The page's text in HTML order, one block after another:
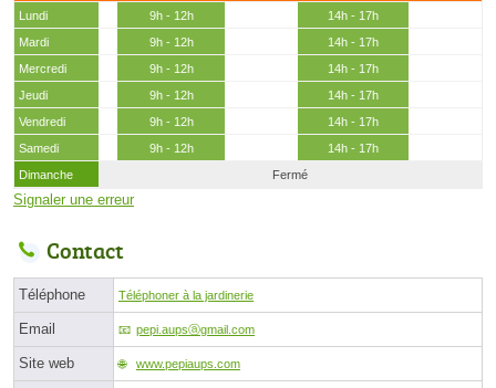
Lundi 9h - 12h
14h - 17h
Mardi
9h - 12h
14h - 17h
Mercredi
9h - 12h
14h - 17h
Jeudi
9h - 12h
14h - 17h
Vendredi
9h - 12h
14h - 17h
Samedi
9h - 12h
14h - 17h
Dimanche
Fermé
Signaler une erreur
Contact
Téléphone Téléphoner à la jardinerie
Email pepi.aupsⓐgmail.com
Site web www.pepiaups.com